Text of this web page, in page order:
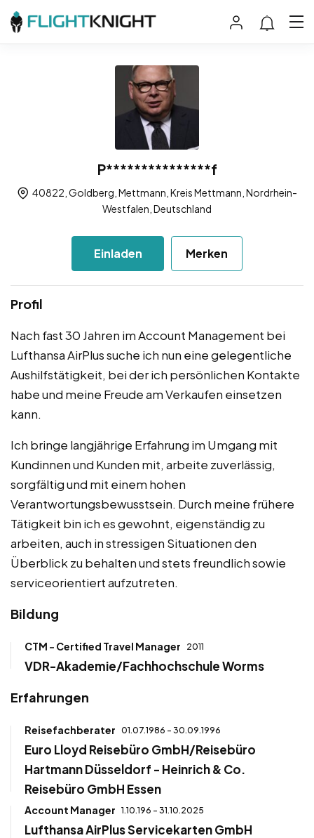
P***************f
40822, Goldberg, Mettmann, Kreis Mettmann, Nordrhein-
Westfalen, Deutschland
Einladen Merken
Profil
Nach fast 30 Jahren im Account Management bei
Lufthansa AirPlus suche ich nun eine gelegentliche
Aushilfstätigkeit, bei der ich persönlichen Kontakte
habe und meine Freude am Verkaufen einsetzen
kann.
Ich bringe langjährige Erfahrung im Umgang mit
Kundinnen und Kunden mit, arbeite zuverlässig,
sorgfältig und mit einem hohen
Verantwortungsbewusstsein. Durch meine frühere
Tätigkeit bin ich es gewohnt, eigenständig zu
arbeiten, auch in stressigen Situationen den
Überblick zu behalten und stets freundlich sowie
serviceorientiert aufzutreten.
Bildung
CTM - Certified Travel Manager 2011
VDR-Akademie/Fachhochschule Worms
Erfahrungen
Reisefachberater 01.07.1986 - 30.09.1996
Euro Lloyd Reisebüro GmbH/Reisebüro
Hartmann Düsseldorf - Heinrich & Co.
Reisebüro GmbH Essen
Account Manager 1.10.196 - 31.10.2025
Lufthansa AirPlus Servicekarten GmbH